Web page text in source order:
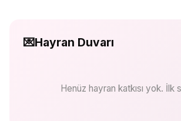
💌Hayran Duvarı
Henüz hayran katkısı yok. İlk